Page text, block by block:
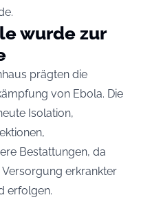
wurde zur
prägten die
von Ebola. Die
Isolation,
Bestattungen, da
erkrankter
erfolgen.